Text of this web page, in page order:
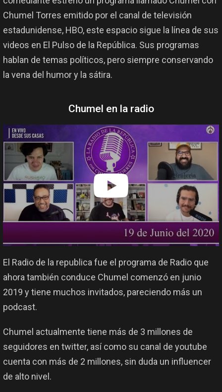
Chumel Torres emitido por el canal de televisión
estadunidense, HBO, este espacio sigue la línea de sus
videos en El Pulso de la República. Sus programas
hablan de temas políticos, pero siempre conservando
la vena del humor y la sátira.
Chumel en la radio
El Radio de la republica fue el programa de Radio que
ahora también conduce Chumel comenzó en junio
2019 y tiene muchos invitados, pareciendo más un
podcast.
Chumel actualmente tiene más de 3 millones de
seguidores en twitter, así como su canal de youtube
cuenta con más de 2 millones, sin duda un influencer
de alto nivel.